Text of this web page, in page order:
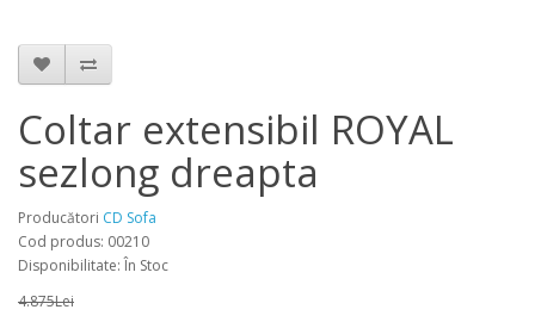
Coltar extensibil ROYAL
sezlong dreapta
Producători CD Sofa
Cod produs: 00210
Disponibilitate: În Stoc
4.875Lei